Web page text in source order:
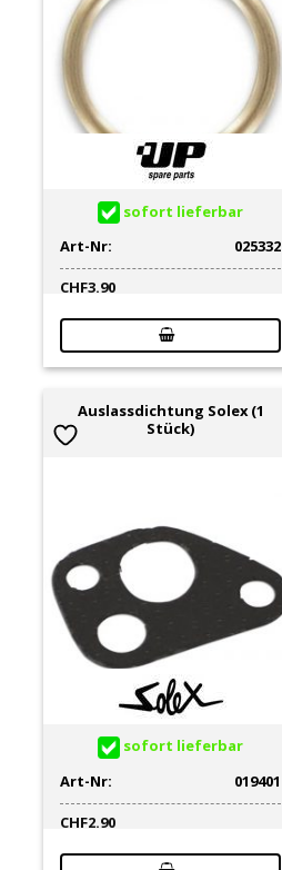
sofort lieferbar
Art-Nr:
025332
CHF3.90
Auslassdichtung Solex (1
Stück)
sofort lieferbar
Art-Nr:
019401
CHF2.90